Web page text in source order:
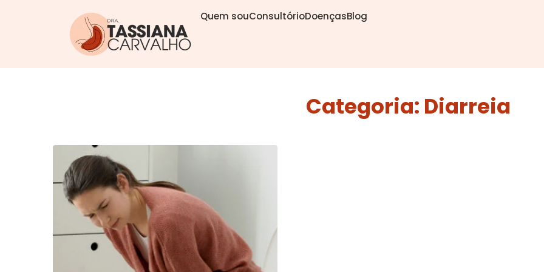
Quem souConsultórioDoençasBlog
Categoria: Diarreia